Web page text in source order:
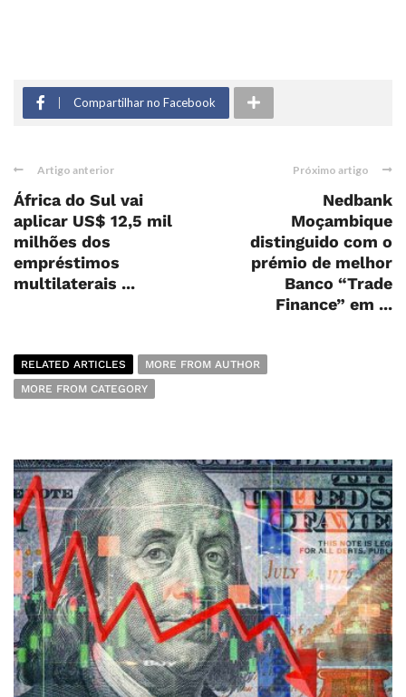
Compartilhar no Facebook
Artigo anterior
África do Sul vai
aplicar US$ 12,5 mil
milhões dos
empréstimos
multilaterais ...
Próximo artigo
Nedbank
Moçambique
distinguido com o
prémio de melhor
Banco “Trade
Finance” em ...
RELATED ARTICLES
MORE FROM AUTHOR
MORE FROM CATEGORY